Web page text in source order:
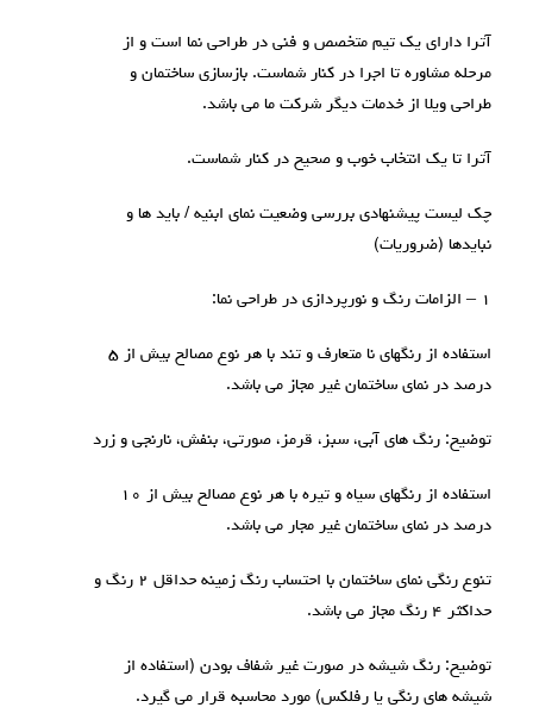
آترا دارای یک تیم متخصص و فنی در طراحی نما است و از
مرحله مشاوره تا اجرا در کنار شماست. بازسازی ساختمان و
طراحی ویلا از خدمات دیگر شرکت ما می باشد.
آترا تا یک انتخاب خوب و صحیح در کنار شماست.
چک لیست پیشنهادی بررسی وضعیت نمای ابنیه / باید ها و
نبایدها (ضروریات)
۱ – الزامات رنگ و نورپردازی در طراحی نما:
استفاده از رنگهای نا متعارف و تند با هر نوع مصالح بیش از ۵
درصد در نمای ساختمان غیر مجاز می باشد.
توضیح: رنگ های آبی، سبز، قرمز، صورتی، بنفش، نارنجی و زرد
استفاده از رنگهای سیاه و تیره با هر نوع مصالح بیش از ۱۰
درصد در نمای ساختمان غیر مجار می باشد.
تنوع رنگی نمای ساختمان با احتساب رنگ زمینه حداقل ۲ رنگ و
حداکثر ۴ رنگ مجاز می باشد.
توضیح: رنگ شیشه در صورت غیر شفاف بودن (استفاده از
شیشه های رنگی یا رفلکس) مورد محاسبه قرار می گیرد.